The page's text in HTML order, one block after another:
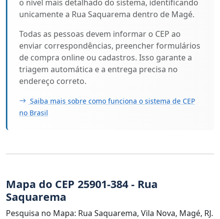
o nível mais detalhado do sistema, identificando
unicamente a Rua Saquarema dentro de Magé.
Todas as pessoas devem informar o CEP ao
enviar correspondências, preencher formulários
de compra online ou cadastros. Isso garante a
triagem automática e a entrega precisa no
endereço correto.
Saiba mais sobre como funciona o sistema de CEP
no Brasil
Mapa do CEP 25901-384 - Rua
Saquarema
Pesquisa no Mapa: Rua Saquarema, Vila Nova, Magé, RJ.